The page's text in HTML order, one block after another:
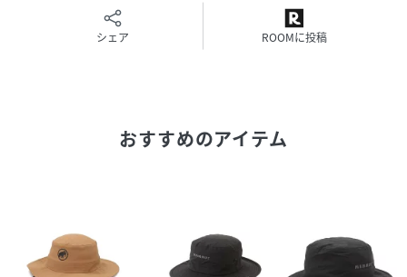
RM0047_1191
1191-04614-001-001 RM0047
シェア ROOMに投稿
おすすめのアイテム